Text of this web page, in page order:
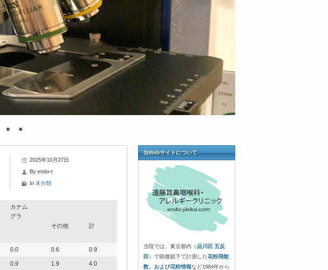
2025年10月27日
By endo-t
In 未分類
カナム
グラ
その他
計
0.0 0.6 0.9
0.9 1.9 4.0
当Webサイトについて
当院では、東京都内（品川区 五反
田 ）で顕微鏡下で計測した花粉飛散
数、および花粉情報など1984年から